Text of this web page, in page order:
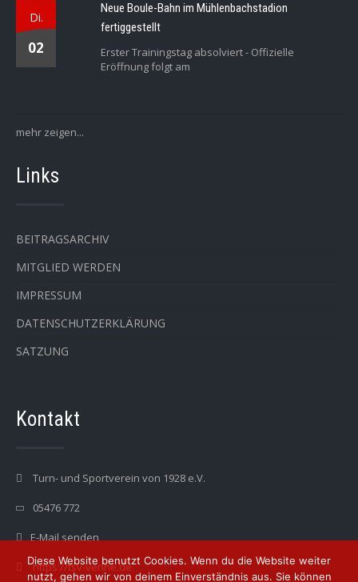
Di.
02
Neue Boule-Bahn im Mühlenbachstadion
fertiggestellt
Erster Trainingstag absolviert - Offizielle
Eröffnung folgt am
mehr zeigen...
Links
BEITRAGSARCHIV
MITGLIED WERDEN
IMPRESSUM
DATENSCHUTZERKLÄRUNG
SATZUNG
Kontakt
Turn- und Sportverein von 1928 e.V.
05476 772
E-Mail senden
https://tsv-venne.de
Diese Website benutzt Cookies. Wenn du die Website weiter
nutzt, gehen wir von deinem Einverständnis aus. Sie können